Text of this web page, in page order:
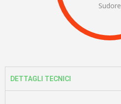
Sudore
DETTAGLI TECNICI